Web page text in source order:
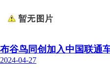
布谷鸟同创加入中国联通
2024-04-27